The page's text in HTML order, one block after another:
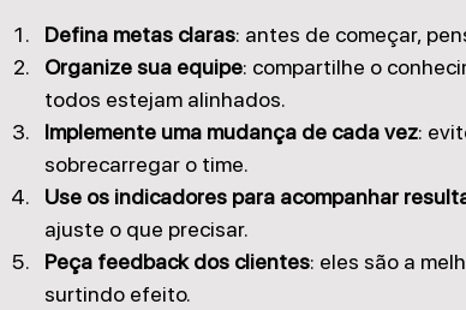
Defina metas claras: antes de começar,
Organize sua equipe: compartilhe o
todos estejam alinhados.
Implemente uma mudança de cada vez:
sobrecarregar o time.
Use os indicadores para acompanhar
ajuste o que precisar.
Peça feedback dos clientes: eles são a
surtindo efeito.